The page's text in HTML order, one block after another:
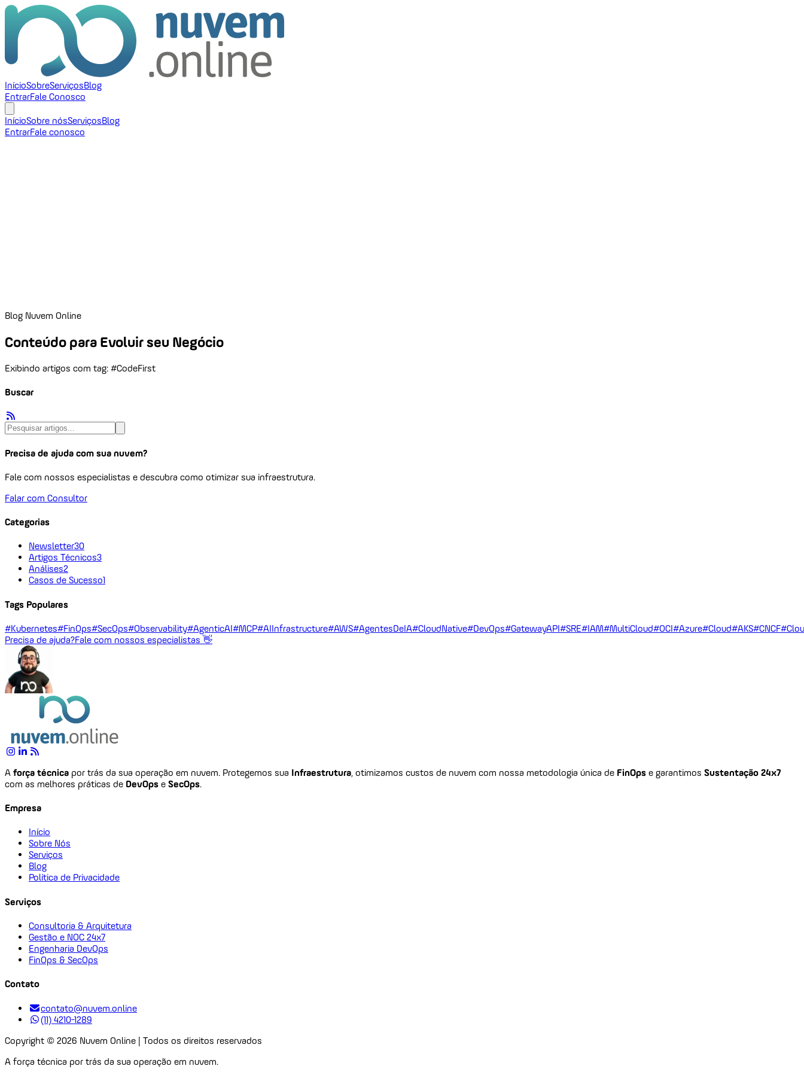
InícioSobreServiçosBlog
EntrarFale Conosco
InícioSobre nósServiçosBlog
EntrarFale conosco
Blog Nuvem Online
Conteúdo para Evoluir seu Negócio
Exibindo artigos com tag: #CodeFirst
Buscar
Precisa de ajuda com sua nuvem?
Fale com nossos especialistas e descubra como otimizar sua infraestrutura.
Falar com Consultor
Categorias
Newsletter30
Artigos Técnicos3
Análises2
Casos de Sucesso1
Tags Populares
#Kubernetes#FinOps#SecOps#Observability#AgenticAI#MCP#AIInfrastructure#AWS#AgentesDeIA#CloudNative#DevOps#GatewayAPI#SRE#IAM#MultiCloud#OCI#Azure#Cloud#AKS#CNCF
Precisa de ajuda?Fale com nossos especialistas 👋
A força técnica por trás da sua operação em nuvem. Protegemos sua Infraestrutura, otimizamos custos de nuvem com nossa metodologia única de FinOps e garantimos Sustentação 24x7
com as melhores práticas de DevOps e SecOps.
Empresa
Início
Sobre Nós
Serviços
Blog
Política de Privacidade
Serviços
Consultoria & Arquitetura
Gestão e NOC 24x7
Engenharia DevOps
FinOps & SecOps
Contato
contato@nuvem.online
(11) 4210-1289
Copyright © 2026 Nuvem Online | Todos os direitos reservados
A força técnica por trás da sua operação em nuvem.